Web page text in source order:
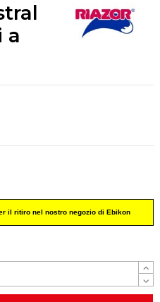
a
il ritiro nel nostro negozio di Ebikon